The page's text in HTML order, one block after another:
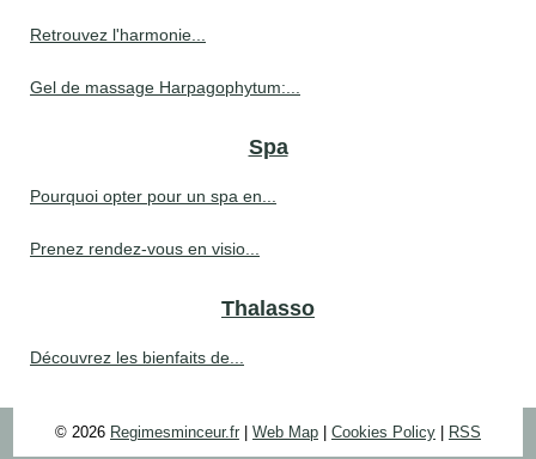
Retrouvez l'harmonie...
Gel de massage Harpagophytum:...
Spa
Pourquoi opter pour un spa en...
Prenez rendez-vous en visio...
Thalasso
Découvrez les bienfaits de...
© 2026 Regimesminceur.fr Web Map Cookies Policy RSS